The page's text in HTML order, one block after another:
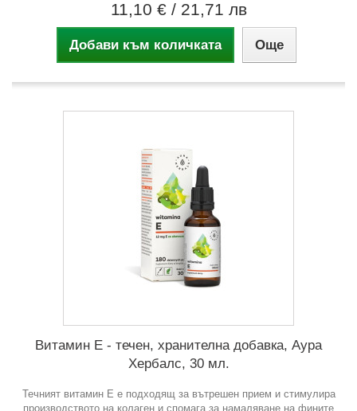
11,10 € / 21,71 лв
Добави към количката Още
Витамин Е - течен, хранителна добавка, Аура
Хербалс, 30 мл.
Течният витамин Е е подходящ за вътрешен прием и стимулира
производството на колаген и спомага за намаляване на фините